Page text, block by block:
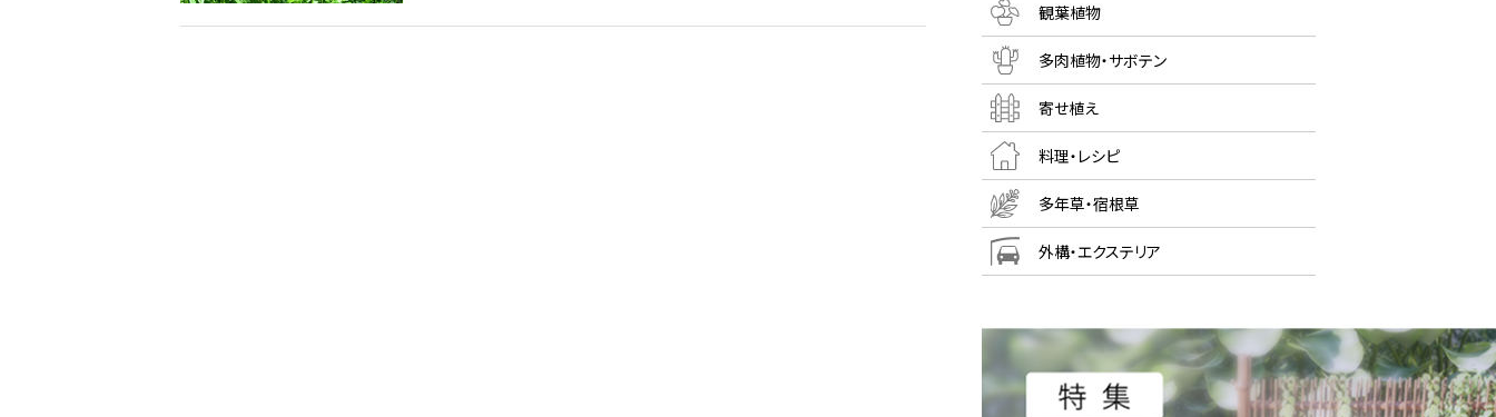
観葉植物
多肉植物・サボテン
寄せ植え
料理・レシピ
多年草・宿根草
外構・エクステリア